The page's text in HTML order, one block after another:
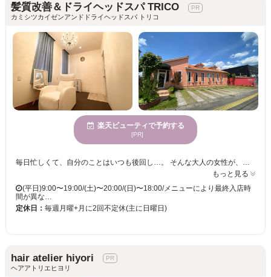
髪質改善＆ドライヘッドスパ TRICO
カミシツカイゼンアンドドライヘッドスパ トリコ
楽天ビューティで予約する
[PR]
もっと見る
(平日)9:00〜19:00/(土)〜20:00/(日)〜18:00/メニューにより最終入店時
間が異な…
定休日： 毎週月曜+月に2回不定休(主に日曜日)
hair atelier hiyori
ヘアアトリエヒヨリ